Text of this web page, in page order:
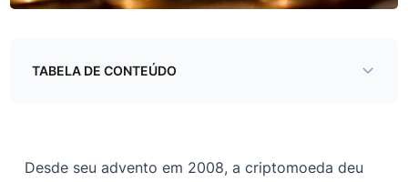
TABELA DE CONTEÚDO
baseados em criptografia
Desde seu advento em 2008, a criptomoeda deu